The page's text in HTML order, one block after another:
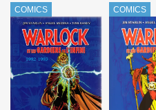
COMICS COMICS